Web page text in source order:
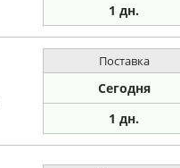
1 дн.
Поставка
Сегодня
1 дн.